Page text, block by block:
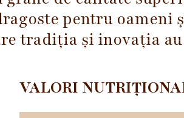
pentru oameni
tradiția și inovația
VALORI